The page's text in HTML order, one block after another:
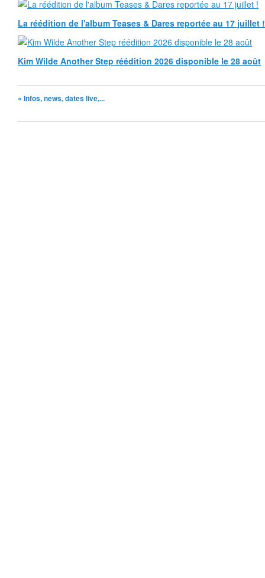
La réédition de l'album Teases & Dares reportée au 17 juillet !
Kim Wilde Another Step réédition 2026 disponible le 28 août
« Infos, news, dates live,...